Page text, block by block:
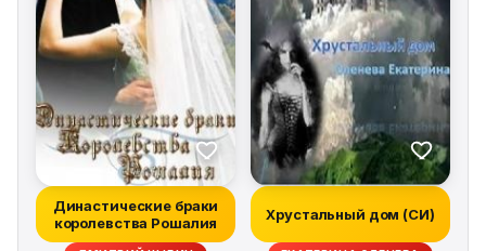
Династические браки
королевства Рошалия
Хрустальный дом (СИ)